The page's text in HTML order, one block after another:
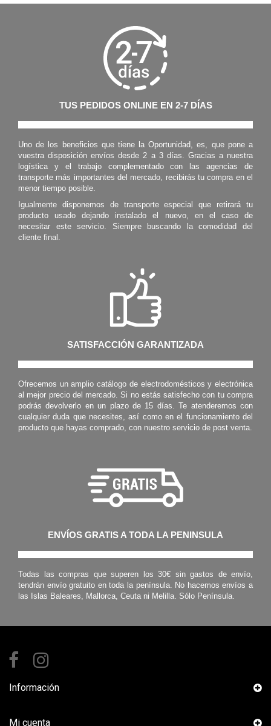
TUS PEDIDOS ONLINE EN 2-7 DÍAS
Uno de los beneficios que tiene la Oportunidad, es, que pone a
vuestra disposición envíos desde 2 a 3 días. Gracias a nuestra
logística y el trabajo complementado con las agencias de
transporte más importantes del mercado, recibirás tu compra en el
menor tiempo posible.
Igualmente disponemos de transporte especial que retirará tu
producto usado dejando instalado el nuevo, en el caso de
necesitar este servicio. Siempre buscando la comodidad del
cliente final.
SATISFACCIÓN GARANTIZADA
Ofrecemos un amplio catálogo de electrodomésticos y electrónica
al mejor precio del mercado. Si no estás satisfecho con tu compra
podrás devolverlo en un plazo de 15 días. Te atenderemos con
cualquier duda que necesites, así como en el funcionamiento del
producto que hayas comprado, con nuestro servicio de post venta.
ENVÍOS GRATIS A TODA LA PENINSULA
Todas las compras que superen los 30€ sin gastos de envío,
tendrán envío gratuito en toda la península. No hacemos envíos a
las Islas Baleares, Mallorca, Ceuta ni Melilla. Sólo Península.
Información
Mi cuenta